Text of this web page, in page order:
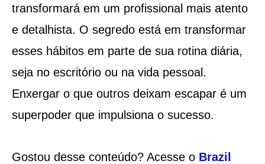
transformará em um profissional mais atento
e detalhista. O segredo está em transformar
esses hábitos em parte de sua rotina diária,
seja no escritório ou na vida pessoal.
Enxergar o que outros deixam escapar é um
superpoder que impulsiona o sucesso.
Gostou desse conteúdo? Acesse o Brazil